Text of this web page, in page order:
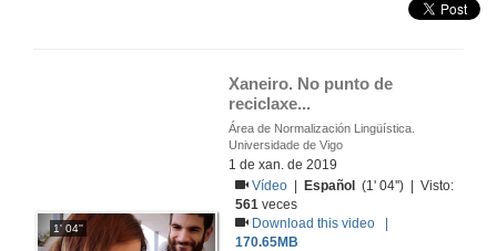
1' 04''
Xaneiro. No punto de
reciclaxe...
Área de Normalización Lingüística.
Universidade de Vigo
1 de xan. de 2019
Vídeo
Español
(1' 04'') | Visto:
561 veces
Download this video |
170.65MB